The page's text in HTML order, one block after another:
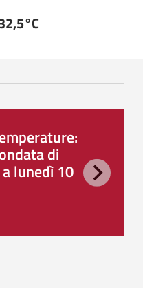
di
lunedì 10